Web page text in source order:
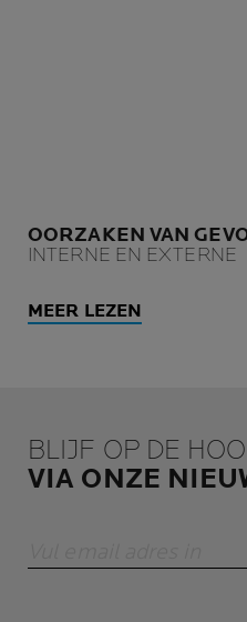
OORZAKEN VAN
INTERNE EN EXTERNE
MEER LEZEN
BLIJF OP DE
VIA ONZE